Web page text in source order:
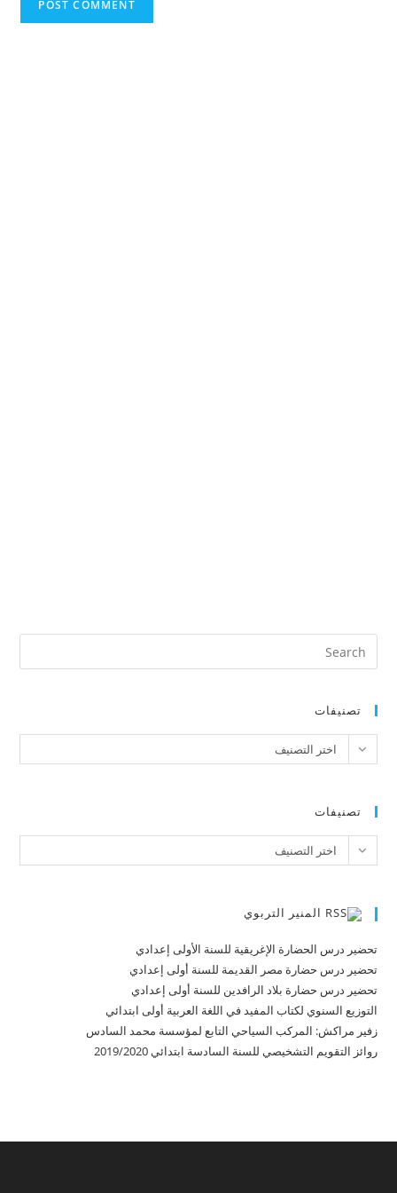
تصنيفات
تصنيفاتاختر التصنيف
تصنيفات
تصنيفاتاختر التصنيف
المنير التربوي
تحضير درس الحضارة الإغريقية للسنة الأولى إعدادي
تحضير درس حضارة مصر القديمة للسنة أولى إعدادي
تحضير درس حضارة بلاد الرافدين للسنة أولى إعدادي
التوزيع السنوي لكتاب المفيد في اللغة العربية أولى ابتدائي
زفير مراكش: المركب السياحي التابع لمؤسسة محمد السادس
روائز التقويم التشخيصي للسنة السادسة ابتدائي 2019/2020